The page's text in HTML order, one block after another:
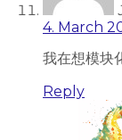
4. March
我在想模块
Reply